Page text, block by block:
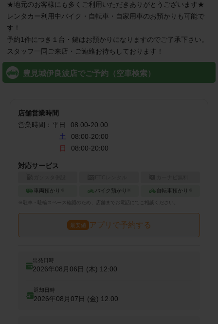
★地元のお客様にも多くご利用いただきありがとうございます★
レンタカー利用中バイク・自転車・自家用車のお預かりも可能で
す！
予約1件につき１台・鍵はお預かりになりますのでご了承下さい。
スタッフ一同ご来店・ご連絡お待ちしております！
豊見城伊良波店でご予約（空車検索）
店舗営業時間
営業時間： 平日 08:00-20:00
土
08:00-20:00
日
08:00-20:00
対応サービス
車両預かり ※ バイク預かり ※ 自転車預かり ※
※ 駐車・駐輪 スペース確認のため、店舗までお電話にてご相談ください。
最安値 アプリで予約する
出発日時
2026年08月06日 (木) 12:00
返却日時
2026年08月07日 (金) 12:00